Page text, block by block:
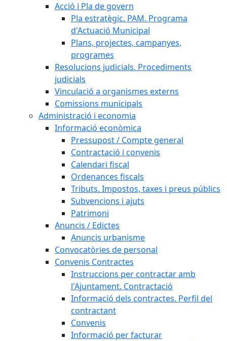
Acció i Pla de govern
Pla estratègic. PAM. Programa
d'Actuació Municipal
Plans, projectes, campanyes,
programes
Resolucions judicials. Procediments
judicials
Vinculació a organismes externs
Comissions municipals
Administració i economia
Informació econòmica
Pressupost / Compte general
Contractació i convenis
Calendari fiscal
Ordenances fiscals
Tributs. Impostos, taxes i preus públics
Subvencions i ajuts
Patrimoni
Anuncis / Edictes
Anuncis urbanisme
Convocatòries de personal
Convenis Contractes
Instruccions per contractar amb
l'Ajuntament. Contractació
Informació dels contractes. Perfil del
contractant
Convenis
Informació per facturar